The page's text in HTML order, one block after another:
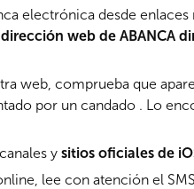
electrónica desde enlaces
web de ABANCA
web, comprueba que
por un candado . Lo
y sitios oficiales de
lee con atención el